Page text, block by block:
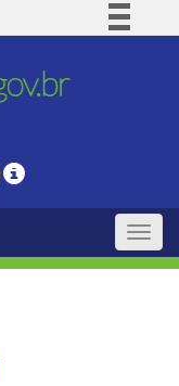
BR
Legislação
Toggle